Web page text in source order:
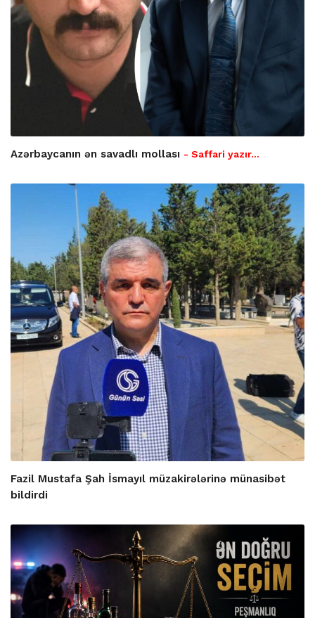
Azərbaycanın ən savadlı mollası - Saffari yazır…
Fazil Mustafa Şah İsmayıl müzakirələrinə münasibət
bildirdi